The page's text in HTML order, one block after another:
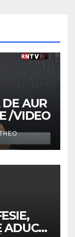
AUR
/VIDEO
ADUC